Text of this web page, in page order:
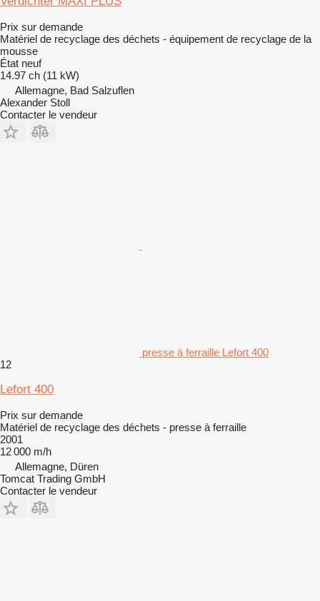
Prix sur demande
Matériel de recyclage des déchets - équipement de recyclage de la
mousse
État neuf
14.97 ch (11 kW)
Allemagne, Bad Salzuflen
Alexander Stoll
Contacter le vendeur
presse à ferraille Lefort 400
12
Lefort 400
Prix sur demande
Matériel de recyclage des déchets - presse à ferraille
2001
12 000 m/h
Allemagne, Düren
Tomcat Trading GmbH
Contacter le vendeur